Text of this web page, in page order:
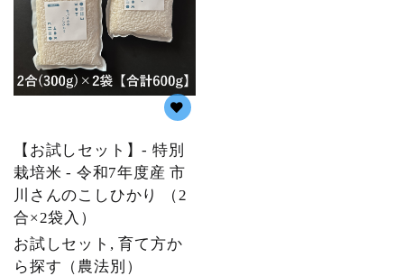
【お試しセット】- 特別
栽培米 - 令和7年度産 市
川さんのこしひかり （2
合×2袋入）
お試しセット, 育て方か
ら探す（農法別）